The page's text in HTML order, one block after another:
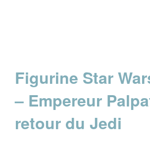
Figurine Star
– Empereur
retour du Jedi